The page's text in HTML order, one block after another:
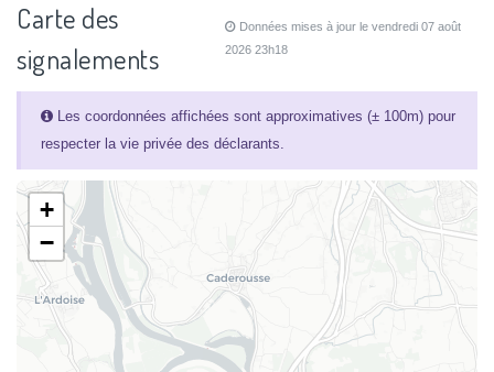
Carte des
signalements
Données mises à jour le vendredi 07 août
2026 23h18
Les coordonnées affichées sont approximatives (± 100m) pour
respecter la vie privée des déclarants.
+
−